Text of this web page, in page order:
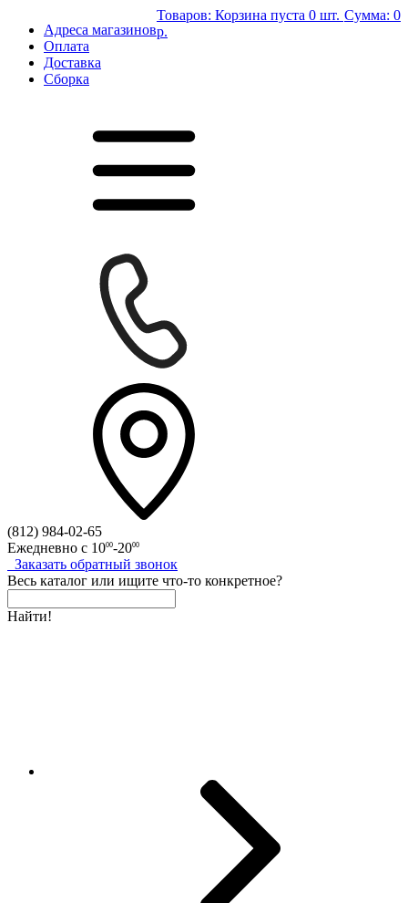
Адреса магазинов
Оплата
Доставка
Сборка
Товаров: Корзина пуста 0 шт. Сумма: 0
р.
(812) 984-02-65
Ежедневно с 1000-2000
Заказать обратный звонок
Весь каталог или ищите что-то конкретное?
Найти!